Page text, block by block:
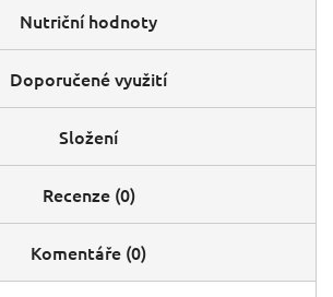
Nutriční hodnoty
Doporučené využití
Složení
Recenze (0)
Komentáře (0)